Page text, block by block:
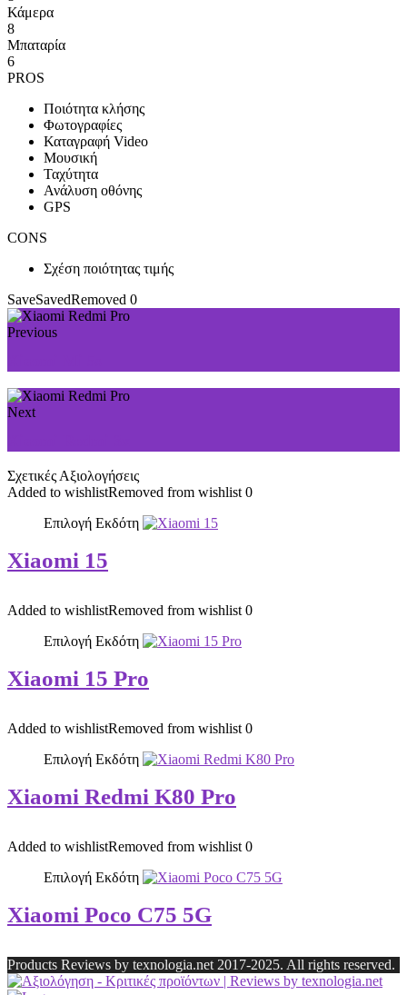
Κάμερα
8
Μπαταρία
6
PROS
Ποιότητα κλήσης
Φωτογραφίες
Καταγραφή Video
Μουσική
Ταχύτητα
Ανάλυση οθόνης
GPS
CONS
Σχέση ποιότητας τιμής
SaveSavedRemoved 0
Previous
Next
Σχετικές Αξιολογήσεις
Added to wishlistRemoved from wishlist 0
Επιλογή Εκδότη
Xiaomi 15
Added to wishlistRemoved from wishlist 0
Επιλογή Εκδότη
Xiaomi 15 Pro
Added to wishlistRemoved from wishlist 0
Επιλογή Εκδότη
Xiaomi Redmi K80 Pro
Added to wishlistRemoved from wishlist 0
Επιλογή Εκδότη
Xiaomi Poco C75 5G
Products Reviews by texnologia.net 2017-2025. All rights reserved.